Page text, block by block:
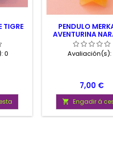
TIGRE
0
PENDULO
AVENTURINA
Avaliación(s):
Prezo
7,00 €
 Engadir á